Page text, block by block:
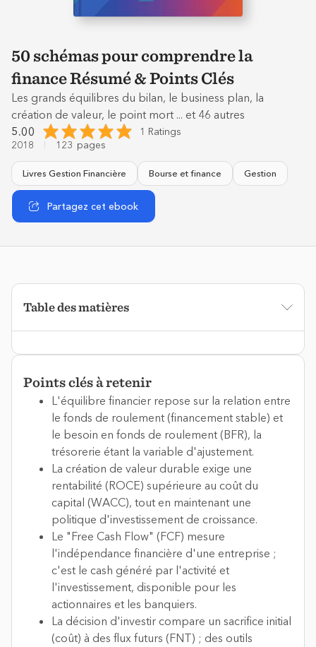
50 schémas pour comprendre la
finance Résumé & Points Clés
Les grands équilibres du bilan, le business plan, la
création de valeur, le point mort ... et 46 autres
5.00
1 Ratings
2018
123 pages
Livres Gestion Financière Bourse et finance Gestion
Partagez cet ebook
Points clés à retenir
L'équilibre financier repose sur la relation entre
le fonds de roulement (financement stable) et
le besoin en fonds de roulement (BFR), la
trésorerie étant la variable d'ajustement.
La création de valeur durable exige une
rentabilité (ROCE) supérieure au coût du
capital (WACC), tout en maintenant une
politique d'investissement de croissance.
Le "Free Cash Flow" (FCF) mesure
l'indépendance financière d'une entreprise ;
c'est le cash généré par l'activité et
l'investissement, disponible pour les
actionnaires et les banquiers.
La décision d'investir compare un sacrifice initial
(coût) à des flux futurs (FNT) ; des outils
Table des matières